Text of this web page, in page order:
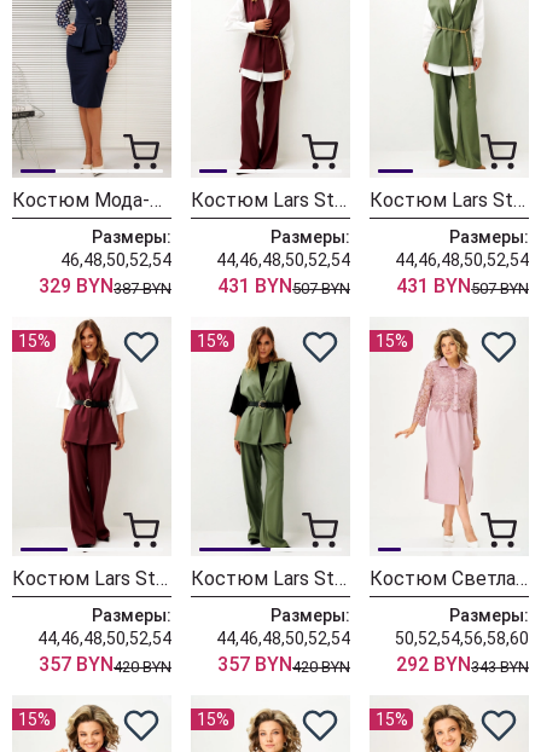
Костюм Мода-Юрс 26-2538 синий + крупный горох
Размеры:
46,48,50,52,54
329 BYN387 BYN
Костюм Lars Style 1246 оттенки бордо+молочного
Размеры:
44,46,48,50,52,54
431 BYN507 BYN
Костюм Lars Style 1246/1 оттенки хвои+молочного
Размеры:
44,46,48,50,52,54
431 BYN507 BYN
15%
Костюм Lars Style 1247 оттенки бордо
Размеры:
44,46,48,50,52,54
357 BYN420 BYN
15%
Костюм Lars Style 1247/1 оттенки хвои
Размеры:
44,46,48,50,52,54
357 BYN420 BYN
15%
Костюм Светлана-Стиль 2380 розовый
Размеры:
50,52,54,56,58,60
292 BYN343 BYN
15% 15% 15%